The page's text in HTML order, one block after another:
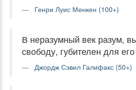
Генри Луис Менкен (100+)
В неразумный век разум,
свободу, губителен для
Джордж Сэвил Галифакс (50+)